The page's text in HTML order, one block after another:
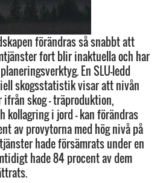
förändras så snabbt att
fort blir inaktuella och har
En SLU-ledd
skogsstatistik visar att nivån
skog – träproduktion,
kollagring i jord – kan förändras
av provytorna med hög nivå på
hade försämrats under en
hade 84 procent av dem